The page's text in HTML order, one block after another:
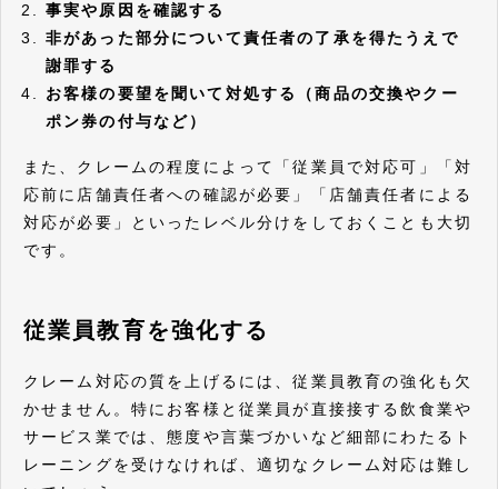
事実や原因を確認する
非があった部分について責任者の了承を得たうえで
謝罪する
お客様の要望を聞いて対処する（商品の交換やクー
ポン券の付与など）
また、クレームの程度によって「従業員で対応可」「対
応前に店舗責任者への確認が必要」「店舗責任者による
対応が必要」といったレベル分けをしておくことも大切
です。
従業員教育を強化する
クレーム対応の質を上げるには、従業員教育の強化も欠
かせません。特にお客様と従業員が直接接する飲食業や
サービス業では、態度や言葉づかいなど細部にわたるト
レーニングを受けなければ、適切なクレーム対応は難し